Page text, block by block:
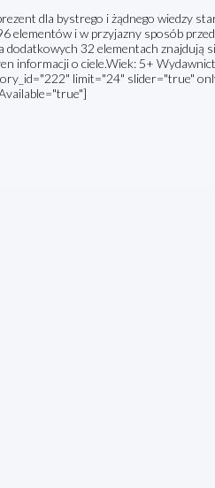
dla bystrego i żądnego wiedzy
elementów i w przyjazny sposób
dodatkowych 32 elementach znajdują
informacji o ciele.Wiek: 5+
limit="24" slider="true"